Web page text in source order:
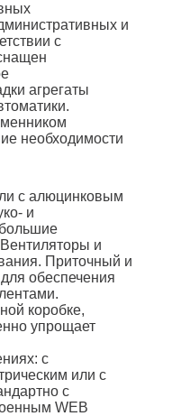
и
с
агрегаты
необходимости
с алюцинковым
и
и
Приточный и
обеспечения
коробке,
упрощает
с
или с
с
WEB